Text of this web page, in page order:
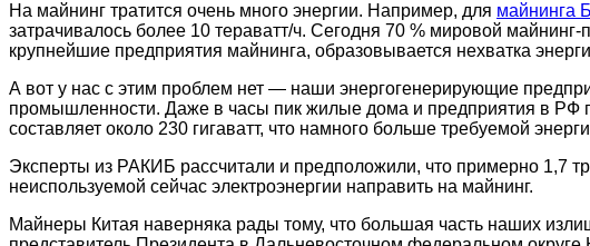
На майнинг тратится очень много энергии. Например, для майнинга
затрачивалось более 10 тераватт/ч. Сегодня 70 % мировой
крупнейшие предприятия майнинга, образовывается нехватка
А вот у нас с этим проблем нет — наши энергогенерирующие
промышленности. Даже в часы пик жилые дома и предприятия в РФ
составляет около 230 гигаватт, что намного больше требуемой
Эксперты из РАКИБ рассчитали и предположили, что примерно 1,7
неиспользуемой сейчас электроэнергии направить на майнинг.
Майнеры Китая наверняка рады тому, что большая часть наших